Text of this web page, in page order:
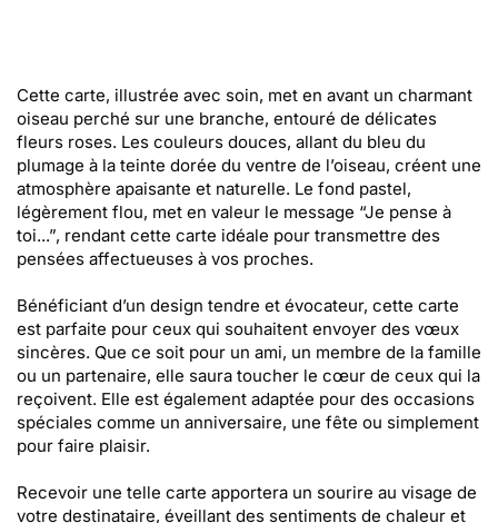
Cette carte, illustrée avec soin, met en avant un charmant
oiseau perché sur une branche, entouré de délicates
fleurs roses. Les couleurs douces, allant du bleu du
plumage à la teinte dorée du ventre de l’oiseau, créent une
atmosphère apaisante et naturelle. Le fond pastel,
légèrement flou, met en valeur le message “Je pense à
toi...”, rendant cette carte idéale pour transmettre des
pensées affectueuses à vos proches.
Bénéficiant d’un design tendre et évocateur, cette carte
est parfaite pour ceux qui souhaitent envoyer des vœux
sincères. Que ce soit pour un ami, un membre de la famille
ou un partenaire, elle saura toucher le cœur de ceux qui la
reçoivent. Elle est également adaptée pour des occasions
spéciales comme un anniversaire, une fête ou simplement
pour faire plaisir.
Recevoir une telle carte apportera un sourire au visage de
votre destinataire, éveillant des sentiments de chaleur et